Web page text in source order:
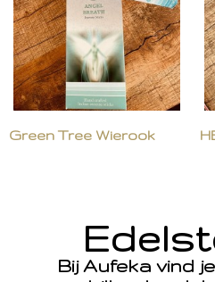
Green Tree Wierook
Bij Aufeka vind